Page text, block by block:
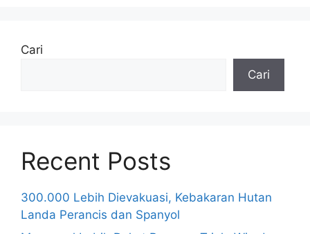
Cari
Cari
Recent Posts
300.000 Lebih Dievakuasi, Kebakaran Hutan
Landa Perancis dan Spanyol